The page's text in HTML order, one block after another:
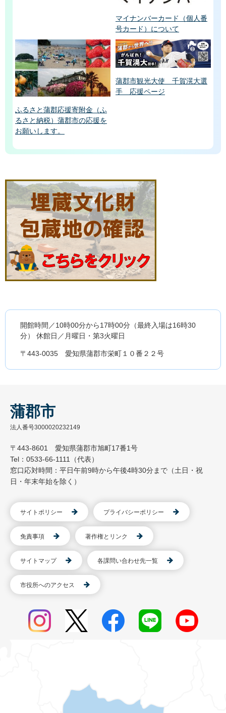
マイナンバーカード（個人番
号カード）について
ふるさと蒲郡応援寄附金（ふ
るさと納税）蒲郡市の応援を
お願いします。
蒲郡市観光大使 千賀滉大選
手 応援ページ
開館時間／10時00分から17時00分（最終入場は16時30
分） 休館日／月曜日・第3火曜日
〒443-0035 愛知県蒲郡市栄町１０番２２号
蒲郡市
法人番号3000020232149
〒443-8601 愛知県蒲郡市旭町17番1号
Tel：0533-66-1111（代表）
窓口応対時間：平日午前9時から午後4時30分まで（土日・祝
日・年末年始を除く）
サイトポリシー プライバシーポリシー
免責事項 著作権とリンク
サイトマップ 各課問い合わせ先一覧
市役所へのアクセス